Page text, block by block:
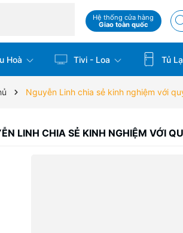
Hệ thống cửa hàng
Giao toàn quốc
Hoà Tivi - Loa Tủ
Nguyễn Linh chia sẻ kinh nghiệm với
LINH CHIA SẺ KINH NGHIỆM VỚI